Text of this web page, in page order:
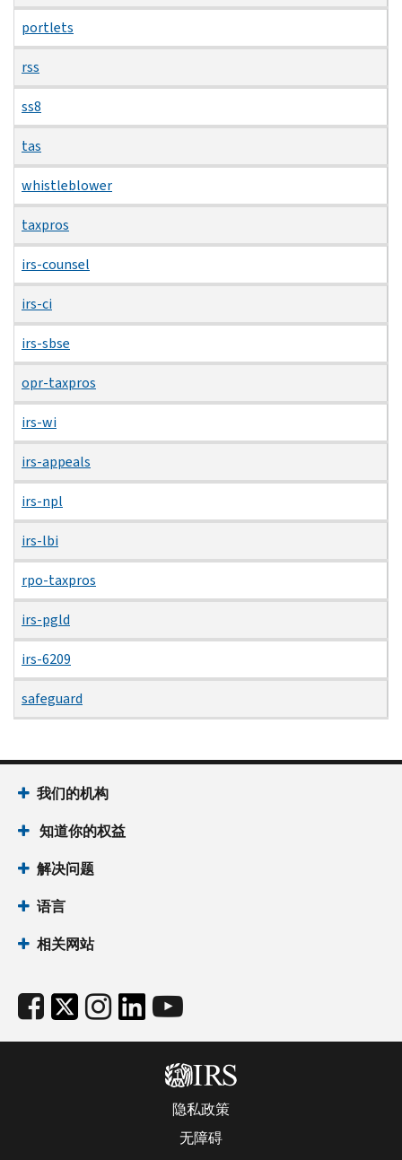
portlets
rss
ss8
tas
whistleblower
taxpros
irs-counsel
irs-ci
irs-sbse
opr-taxpros
irs-wi
irs-appeals
irs-npl
irs-lbi
rpo-taxpros
irs-pgld
irs-6209
safeguard
我们的机构
知道你的权益
解决问题
语言
相关网站
隐私政策
无障碍